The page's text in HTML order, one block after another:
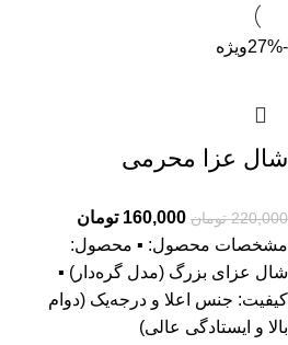
-27% ویژه
شال عزا محرمی
220,000 تومان 160,000 تومان
مشخصات محصول: ▪️ محصول:
شال عزای بزرگ (مدل گره‌دار) ▪️
کیفیت: جنس اعلا و درجه‌یک (دوام
بالا و ایستادگی عالی)